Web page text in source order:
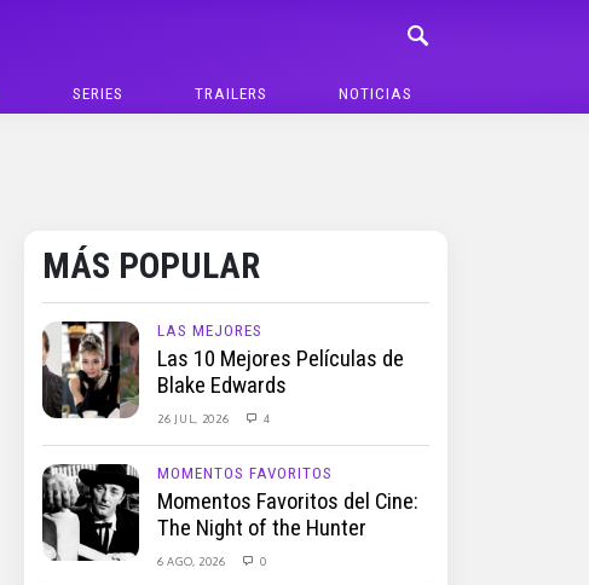
SERIES TRAILERS NOTICIAS
MÁS POPULAR
LAS MEJORES
Las 10 Mejores Películas de
Blake Edwards
26 JUL, 2026 4
MOMENTOS FAVORITOS
Momentos Favoritos del Cine:
The Night of the Hunter
6 AGO, 2026 0